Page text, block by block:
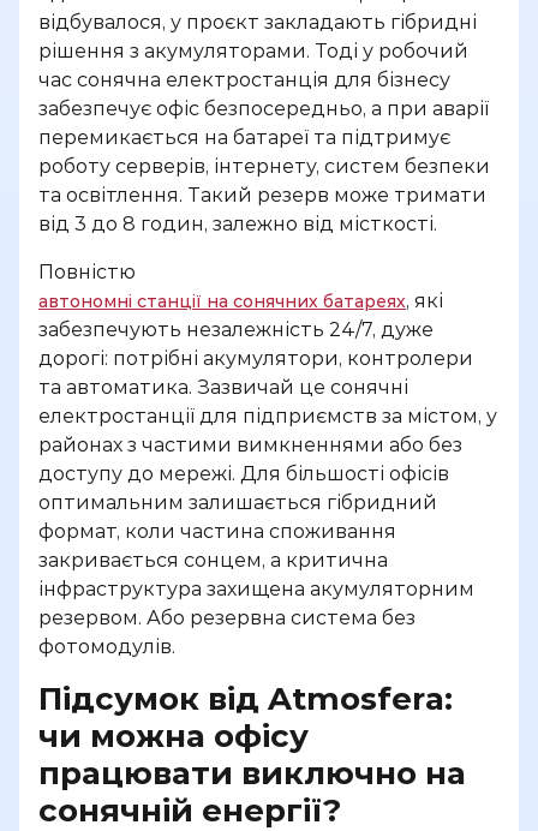
відбувалося, у проєкт закладають гібридні
рішення з акумуляторами. Тоді у робочий
час сонячна електростанція для бізнесу
забезпечує офіс безпосередньо, а при аварії
перемикається на батареї та підтримує
роботу серверів, інтернету, систем безпеки
та освітлення. Такий резерв може тримати
від 3 до 8 годин, залежно від місткості.
Повністю
автономні станції на сонячних батареях, які
забезпечують незалежність 24/7, дуже
дорогі: потрібні акумулятори, контролери
та автоматика. Зазвичай це сонячні
електростанції для підприємств за містом, у
районах з частими вимкненнями або без
доступу до мережі. Для більшості офісів
оптимальним залишається гібридний
формат, коли частина споживання
закривається сонцем, а критична
інфраструктура захищена акумуляторним
резервом. Або резервна система без
фотомодулів.
Підсумок від Atmosfera:
чи можна офісу
працювати виключно на
сонячній енергії?